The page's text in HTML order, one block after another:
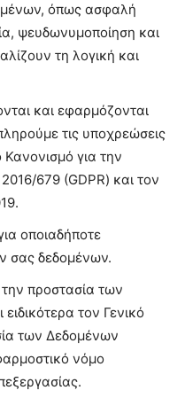
όπως ασφαλή
ψευδωνυμοποίηση και
τη λογική και
και εφαρμόζονται
τις υποχρεώσεις
για την
679 (GDPR) και τον
οποιαδήποτε
σας δεδομένων.
την προστασία των
τον Γενικό
των Δεδομένων
νόμο